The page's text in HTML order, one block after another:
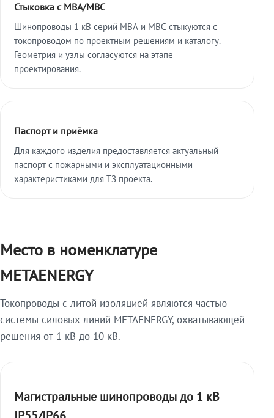
Стыковка с МВА/МВС
Шинопроводы 1 кВ серий МВА и МВС стыкуются с
токопроводом по проектным решениям и каталогу.
Геометрия и узлы согласуются на этапе
проектирования.
Паспорт и приёмка
Для каждого изделия предоставляется актуальный
паспорт с пожарными и эксплуатационными
характеристиками для ТЗ проекта.
Место в номенклатуре
METAENERGY
Токопроводы с литой изоляцией являются частью
системы силовых линий METAENERGY, охватывающей
решения от 1 кВ до 10 кВ.
Магистральные шинопроводы до 1 кВ